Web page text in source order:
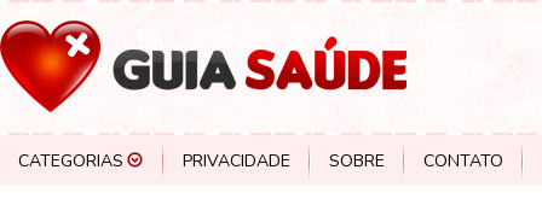
CATEGORIAS PRIVACIDADE SOBRE CONTATO